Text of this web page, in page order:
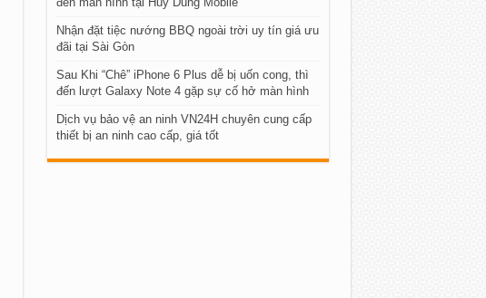
Nhận đặt tiệc nướng BBQ ngoài trời uy tín giá ưu
đãi tại Sài Gòn
Sau Khi “Chê” iPhone 6 Plus dễ bị uốn cong, thì
đến lượt Galaxy Note 4 gặp sự cố hở màn hình
Dịch vụ bảo vệ an ninh VN24H chuyên cung cấp
thiết bị an ninh cao cấp, giá tốt